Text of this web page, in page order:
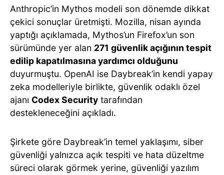
Anthropic’in Mythos modeli son dönemde dikkat
çekici sonuçlar üretmişti. Mozilla, nisan ayında
yaptığı açıklamada, Mythos’un Firefox’un son
sürümünde yer alan 271 güvenlik açığının tespit
edilip kapatılmasına yardımcı olduğunu
duyurmuştu. OpenAI ise Daybreak’in kendi yapay
zeka modelleriyle birlikte, güvenlik odaklı özel
ajanı Codex Security tarafından
destekleneceğini açıkladı.
Şirkete göre Daybreak’in temel yaklaşımı, siber
güvenliği yalnızca açık tespiti ve hata düzeltme
süreci olarak görmek yerine, güvenliği yazılım